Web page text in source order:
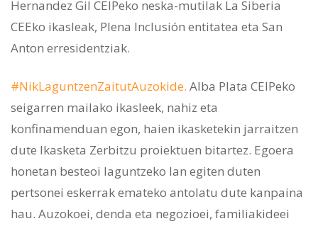
Hernandez Gil CEIPeko neska-mutilak La Siberia
CEEko ikasleak, Plena Inclusión entitatea eta San
Anton erresidentziak.
#NikLaguntzenZaitutAuzokide. Alba Plata CEIPeko
seigarren mailako ikasleek, nahiz eta
konfinamenduan egon, haien ikasketekin jarraitzen
dute Ikasketa Zerbitzu proiektuen bitartez. Egoera
honetan besteoi laguntzeko lan egiten duten
pertsonei eskerrak emateko antolatu dute kanpaina
hau. Auzokoei, denda eta negozioei, familiakideei